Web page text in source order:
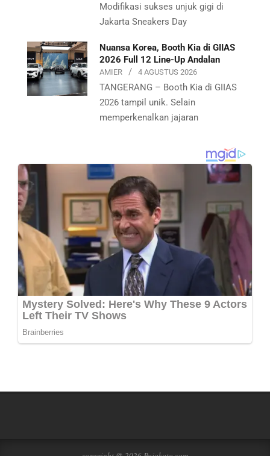
Modifikasi sukses unjuk gigi di
Jakarta Sneakers Day
Nuansa Korea, Booth Kia di GIIAS
2026 Full 12 Line-Up Andalan
AMIER 4 AGUSTUS 2026
TANGERANG – Booth Kia di GIIAS
2026 tampil unik. Selain
memperkenalkan jajaran